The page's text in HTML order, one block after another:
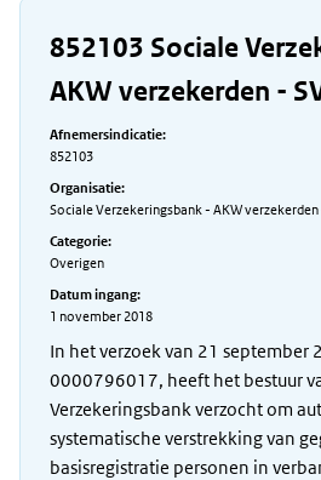
852103 Sociale
AKW verzekerden -
Afnemersindicatie:
852103
Organisatie:
Sociale Verzekeringsbank - AKW verzekerden
Categorie:
Overigen
Datum ingang:
1 november 2018
In het verzoek van 21 september
0000796017, heeft het bestuur
Verzekeringsbank verzocht om
systematische verstrekking van
basisregistratie personen in